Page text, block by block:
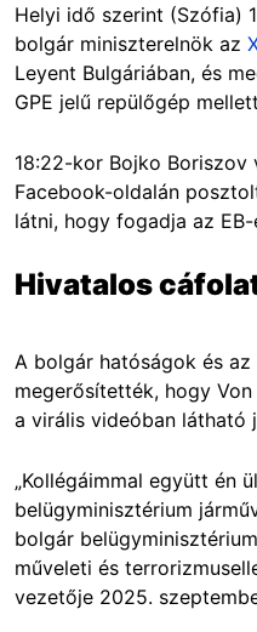
Helyi idő szerint (Szófia)
bolgár miniszterelnök az
Leyent Bulgáriában, és
GPE jelű repülőgép
18:22-kor Bojko
Facebook-oldalán
látni, hogy fogadja az
Hivatalos
A bolgár hatóságok és
megerősítették, hogy
a virális videóban látható
„Kollégáimmal együtt én
belügyminisztérium
bolgár
műveleti és
vezetője 2025.